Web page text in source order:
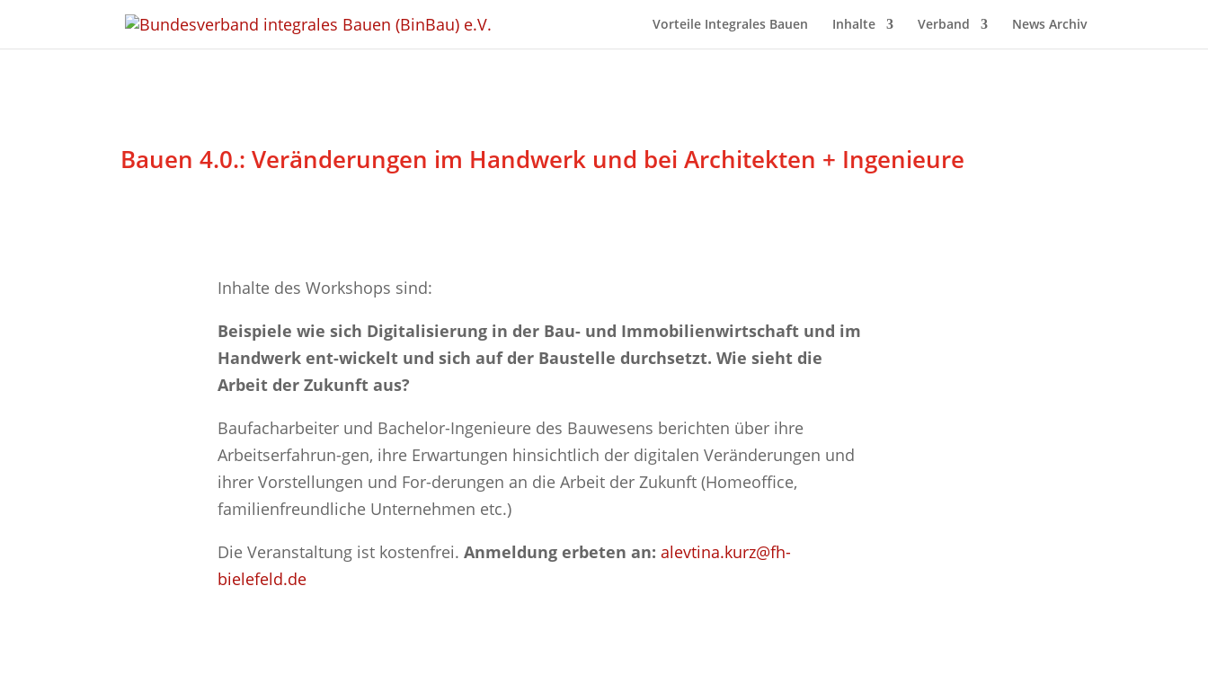
Vorteile Integrales Bauen Inhalte Verband News Archiv
Bauen 4.0.: Veränderungen im Handwerk und bei Architekten + Ingenieure
Inhalte des Workshops sind:
Beispiele wie sich Digitalisierung in der Bau- und Immobilienwirtschaft und im
Handwerk ent-wickelt und sich auf der Baustelle durchsetzt. Wie sieht die
Arbeit der Zukunft aus?
Baufacharbeiter und Bachelor-Ingenieure des Bauwesens berichten über ihre
Arbeitserfahrun-gen, ihre Erwartungen hinsichtlich der digitalen Veränderungen und
ihrer Vorstellungen und For-derungen an die Arbeit der Zukunft (Homeoffice,
familienfreundliche Unternehmen etc.)
Die Veranstaltung ist kostenfrei. Anmeldung erbeten an: alevtina.kurz@fh-
bielefeld.de